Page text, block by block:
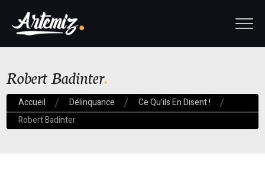
Robert Badinter
Accueil Délinquance
Ce Qu’ils En Disent !
Robert Badinter